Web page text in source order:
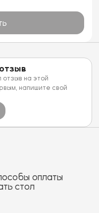
отзыв на этой
напишите свой
оплаты
стол